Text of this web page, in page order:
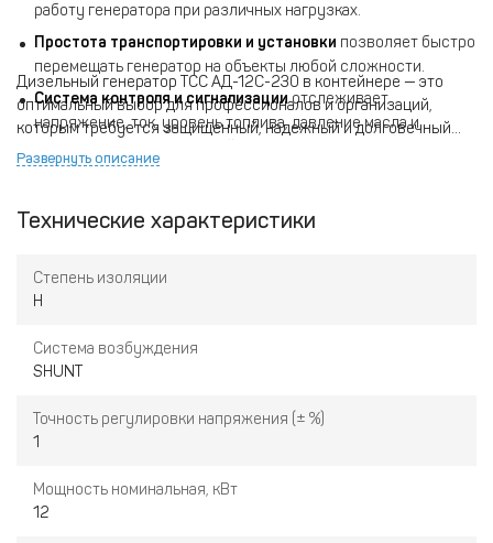
работу генератора при различных нагрузках.
Простота транспортировки и установки позволяет быстро
перемещать генератор на объекты любой сложности.
Система контроля и сигнализацииотслеживает
напряжение, ток, уровень топлива, давление масла и
Дизельный генератор ТСС АД-12С-230 в контейнере — это
оптимальный выбор для профессионалов и организаций,
которым требуется защищенный, надежный и долговечный
источник автономного электроснабжения.
Развернуть описание
Технические характеристики
Степень изоляции
Н
Система возбуждения
SHUNT
Точность регулировки напряжения (± %)
1
Мощность номинальная, кВт
12